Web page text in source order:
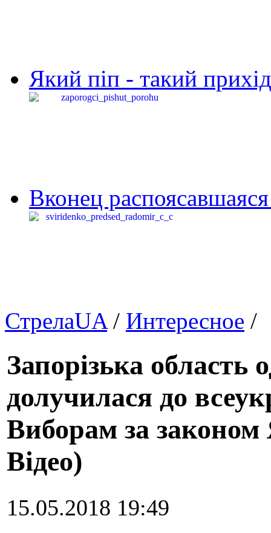
Який піп - такий
Вконец
СтрелаUA/ Интересное /
Запорізька область
долучилася до
Виборам за
Відео)
15.05.2018 19:49